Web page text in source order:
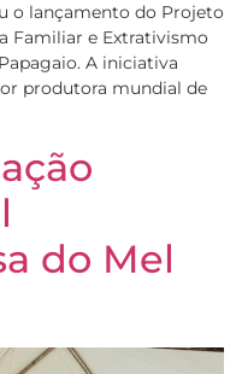
o lançamento do Projeto
Familiar e Extrativismo
A iniciativa
produtora mundial de
do Mel